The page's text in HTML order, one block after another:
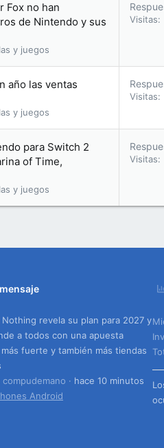
Fox no han
de Nintendo y sus
y juegos
Visitas
año las ventas
y juegos
Visitas
para Switch 2
of Time,
y juegos
Visitas
Nothing revela su plan para 2027 y
a todos con una apuesta
fuerte y también más tiendas
compudemano
hace 10 minutos
Android